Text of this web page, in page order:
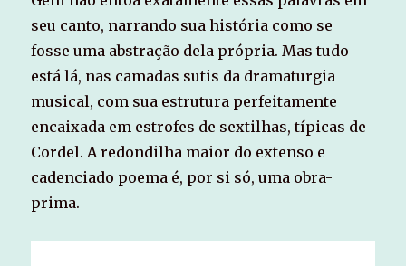
seu canto, narrando sua história como se
fosse uma abstração dela própria. Mas tudo
está lá, nas camadas sutis da dramaturgia
musical, com sua estrutura perfeitamente
encaixada em estrofes de sextilhas, típicas de
Cordel. A redondilha maior do extenso e
cadenciado poema é, por si só, uma obra-
prima.